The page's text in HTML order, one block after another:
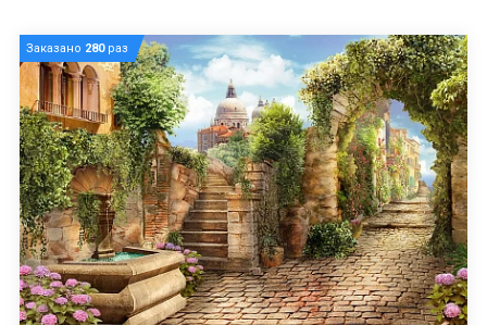
Заказано 280раз